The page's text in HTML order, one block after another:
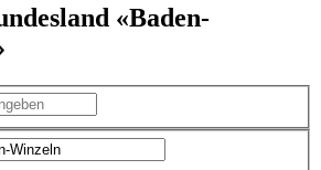
«Baden-